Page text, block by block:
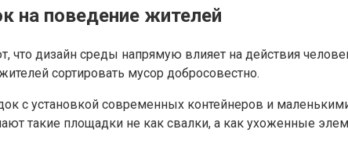
на поведение жителей
что дизайн среды напрямую влияет на действия
сортировать мусор добросовестно.
с установкой современных контейнеров и
такие площадки не как свалки, а как ухоженные